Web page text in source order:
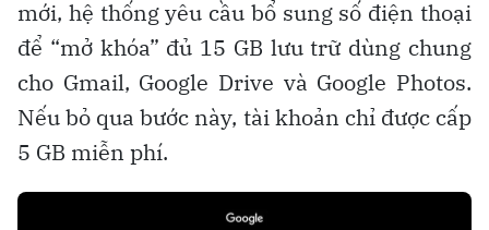
mới, hệ thống yêu cầu bổ sung số điện thoại
để “mở khóa” đủ 15 GB lưu trữ dùng chung
cho Gmail, Google Drive và Google Photos.
Nếu bỏ qua bước này, tài khoản chỉ được cấp
5 GB miễn phí.